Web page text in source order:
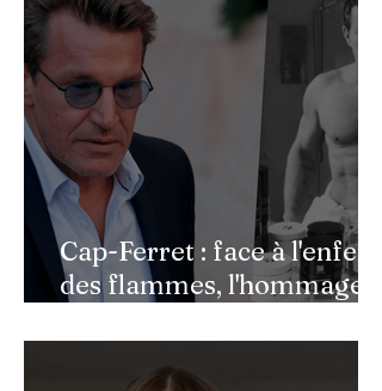
Cap-Ferret : face à l'enfer
des flammes, l'hommage
héros de l'ombre